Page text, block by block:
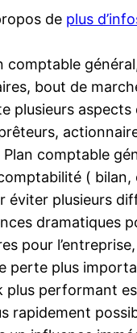
de plus
comptable
bout de
plusieurs
Plan comptable
(
éviter plusieurs
dramatiques
pour
perte plus
plus performant
rapidement